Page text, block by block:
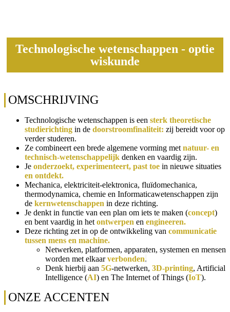
Technologische wetenschappen - optie
wiskunde
OMSCHRIJVING
Technologische wetenschappen is een sterk theoretische
studierichting in de doorstroomfinaliteit: zij bereidt voor op
verder studeren.
Ze combineert een brede algemene vorming met natuur- en
technisch-wetenschappelijk denken en vaardig zijn.
Je onderzoekt, experimenteert, past toe in nieuwe situaties
en ontdekt.
Mechanica, elektriciteit-elektronica, fluïdomechanica,
thermodynamica, chemie en Informaticawetenschappen zijn
de kernwetenschappen in deze richting.
Je denkt in functie van een plan om iets te maken (concept)
en bent vaardig in het ontwerpen en engineeren.
Deze richting zet in op de ontwikkeling van communicatie
tussen mens en machine.
Netwerken, platformen, apparaten, systemen en mensen
worden met elkaarverbonden.
Denk hierbij aan 5G-netwerken, 3D-printing, Artificial
Intelligence (AI) en The Internet of Things (IoT).
ONZE ACCENTEN